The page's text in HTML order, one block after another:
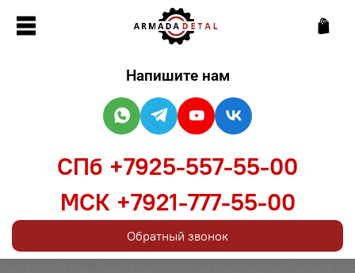
Напишите нам
СПб +7925-557-55-00
МСК +7921-777-55-00
Обратный звонок